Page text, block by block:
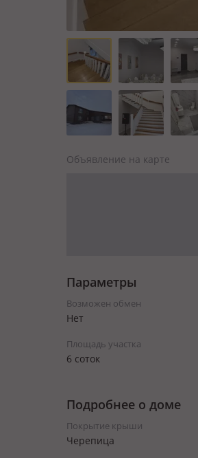
Объявление на карте
Параметры
Возможен обмен
Нет
Площадь участка
6 соток
Подробнее о доме
Покрытие крыши
Черепица